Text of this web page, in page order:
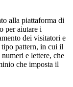
alla piattaforma di
per aiutare i
dei visitatori e
pattern, in cui il
e lettere, che
che imposta il